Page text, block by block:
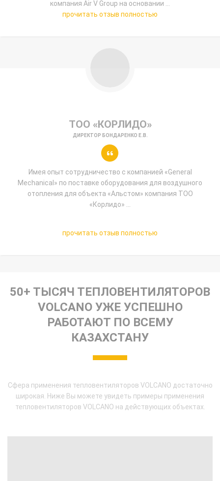
компания Air V Group на основании ...
прочитать отзыв полностью
ТОО «КОРЛИДО»
ДИРЕКТОР БОНДАРЕНКО Е.В.
Имея опыт сотрудничество с компанией «General
Mechanical» по поставке оборудования для воздушного
отопления для объекта «Альстом» компания ТОО
«Корлидо» ...
прочитать отзыв полностью
50+ ТЫСЯЧ ТЕПЛОВЕНТИЛЯТОРОВ
VOLCANO УЖЕ УСПЕШНО
РАБОТАЮТ ПО ВСЕМУ
КАЗАХСТАНУ
Сфера применения тепловентиляторов VOLCANO достаточно
широкая. Ниже Вы можете увидеть примеры применения
тепловентиляторов VOLCANO на действующих объектах.